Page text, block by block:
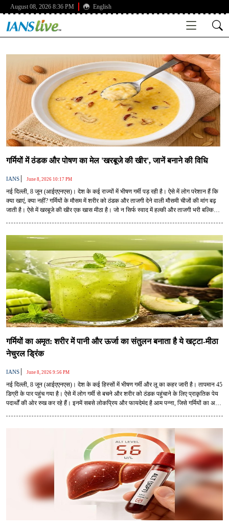
August 08, 2026 8:36 PM English
गर्मियों में ठंडक और पोषण का मेल 'खरबूजे की खीर', जानें बनाने की विधि
IANS | June 8, 2026 10:17 PM
नई दिल्ली, 8 जून (आईएएनएस)। देश के कई राज्यों में भीषण गर्मी पड़ रही है। ऐसे में लोग परेशान हैं कि
क्या खाएं, क्या नहीं? गर्मियों के मौसम में शरीर को ठंडक और ताजगी देने वाली मौसमी चीजों की मांग बढ़
जाती है। ऐसे में खरबूजे की खीर एक खास मीठा है। जो न सिर्फ स्वाद में हल्की और ताजगी भरी बल्कि
गर्मियों का अमृत: शरीर में पानी और ऊर्जा का संतुलन बनाता है ये खट्टा-मीठा
नेचुरल ड्रिंक
IANS | June 8, 2026 9:56 PM
नई दिल्ली, 8 जून (आईएएनएस)। देश के कई हिस्सों में भीषण गर्मी और लू का कहर जारी है। तापमान 45
डिग्री के पार पहुंच गया है। ऐसे में लोग गर्मी से बचने और शरीर को ठंडक पहुंचाने के लिए प्राकृतिक पेय
पदार्थों की ओर रुख कर रहे हैं। इनमें सबसे लोकप्रिय और फायदेमंद है आम पन्ना, जिसे गर्मियों का अमृत